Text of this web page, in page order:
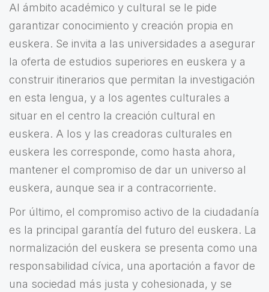
Al ámbito académico y cultural se le pide
garantizar conocimiento y creación propia en
euskera. Se invita a las universidades a asegurar
la oferta de estudios superiores en euskera y a
construir itinerarios que permitan la investigación
en esta lengua, y a los agentes culturales a
situar en el centro la creación cultural en
euskera. A los y las creadoras culturales en
euskera les corresponde, como hasta ahora,
mantener el compromiso de dar un universo al
euskera, aunque sea ir a contracorriente.
Por último, el compromiso activo de la ciudadanía
es la principal garantía del futuro del euskera. La
normalización del euskera se presenta como una
responsabilidad cívica, una aportación a favor de
una sociedad más justa y cohesionada, y se